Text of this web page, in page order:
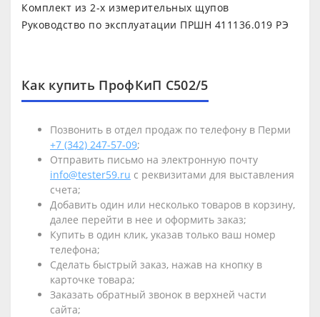
Комплект из 2-х измерительных щупов
Руководство по эксплуатации ПРШН 411136.019 РЭ
Как купить ПрофКиП С502/5
Позвонить в отдел продаж по телефону в Перми
+7 (342) 247-57-09;
Отправить письмо на электронную почту
info@tester59.ru с реквизитами для выставления
счета;
Добавить один или несколько товаров в корзину,
далее перейти в нее и оформить заказ;
Купить в один клик, указав только ваш номер
телефона;
Сделать быстрый заказ, нажав на кнопку в
карточке товара;
Заказать обратный звонок в верхней части
сайта;